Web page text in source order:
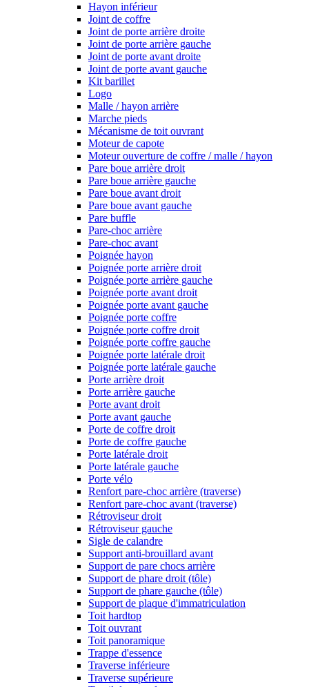
Hayon inférieur
Joint de coffre
Joint de porte arrière droite
Joint de porte arrière gauche
Joint de porte avant droite
Joint de porte avant gauche
Kit barillet
Logo
Malle / hayon arrière
Marche pieds
Mécanisme de toit ouvrant
Moteur de capote
Moteur ouverture de coffre / malle / hayon
Pare boue arrière droit
Pare boue arrière gauche
Pare boue avant droit
Pare boue avant gauche
Pare buffle
Pare-choc arrière
Pare-choc avant
Poignée hayon
Poignée porte arrière droit
Poignée porte arrière gauche
Poignée porte avant droit
Poignée porte avant gauche
Poignée porte coffre
Poignée porte coffre droit
Poignée porte coffre gauche
Poignée porte latérale droit
Poignée porte latérale gauche
Porte arrière droit
Porte arrière gauche
Porte avant droit
Porte avant gauche
Porte de coffre droit
Porte de coffre gauche
Porte latérale droit
Porte latérale gauche
Porte vélo
Renfort pare-choc arrière (traverse)
Renfort pare-choc avant (traverse)
Rétroviseur droit
Rétroviseur gauche
Sigle de calandre
Support anti-brouillard avant
Support de pare chocs arrière
Support de phare droit (tôle)
Support de phare gauche (tôle)
Support de plaque d'immatriculation
Toit hardtop
Toit ouvrant
Toit panoramique
Trappe d'essence
Traverse inférieure
Traverse supérieure